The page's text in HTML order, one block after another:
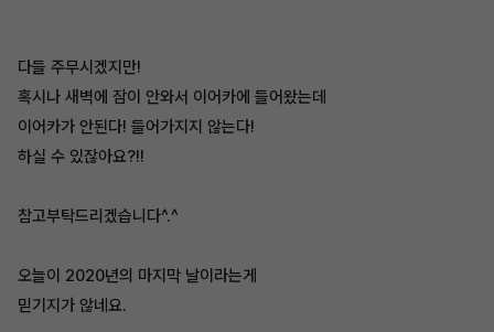
다들 주무시겠지만!
혹시나 새벽에 잠이 안와서 이어카에 들어왔는데
이어카가 안된다! 들어가지지 않는다!
하실 수 있잖아요?!!
참고부탁드리겠습니다^.^
오늘이 2020년의 마지막 날이라는게
믿기지가 않네요.